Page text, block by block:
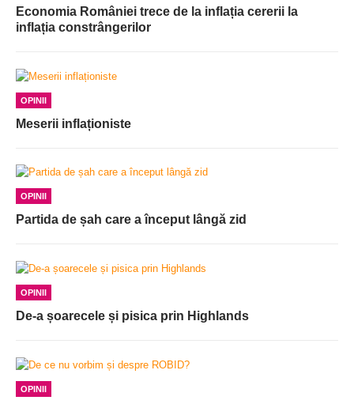
Economia României trece de la inflația cererii la
inflația constrângerilor
OPINII
Meserii inflaționiste
OPINII
Partida de șah care a început lângă zid
OPINII
De-a șoarecele și pisica prin Highlands
OPINII